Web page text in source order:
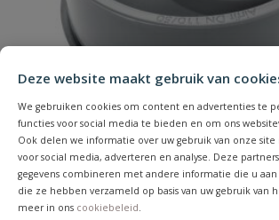
Deze website maakt gebruik van
We gebruiken cookies om content en advertenties te
functies voor social media te bieden en om ons
Ook delen we informatie over uw gebruik van onze
voor social media, adverteren en analyse. Deze
gegevens combineren met andere informatie die u
die ze hebben verzameld op basis van uw gebruik van
meer in ons cookiebeleid.
Samenvatting
Beoordeling versturen
PP inzetverloopring
Aansluiting: verjongd spie x manchet |
mm | Kleur: zwart | Keurmerk: KOMO